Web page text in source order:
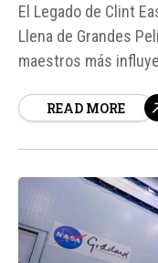
El Legado de Clint
Llena de Grandes
maestros más
Eastwood, parece
READ MORE